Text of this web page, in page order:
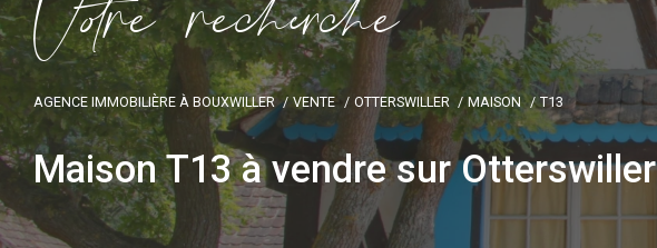
AGENCE IMMOBILIÈRE À BOUXWILLER VENTE OTTERSWILLER MAISON T13
Maison T13 à vendre sur Otterswiller